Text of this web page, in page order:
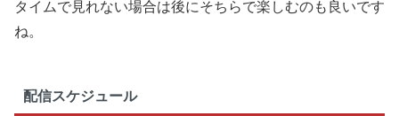
タイムで見れない場合は後にそちらで楽しむのも良いです
ね。
配信スケジュール